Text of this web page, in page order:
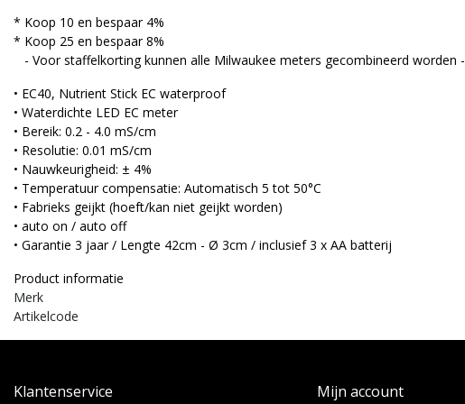
* Koop 10 en bespaar 4%
* Koop 25 en bespaar 8%
- Voor staffelkorting kunnen alle Milwaukee meters gecombineerd worden -
• EC40, Nutrient Stick EC waterproof
• Waterdichte LED EC meter
• Bereik: 0.2 - 4.0 mS/cm
• Resolutie: 0.01 mS/cm
• Nauwkeurigheid: ± 4%
• Temperatuur compensatie: Automatisch 5 tot 50°C
• Fabrieks geijkt (hoeft/kan niet geijkt worden)
• auto on / auto off
• Garantie 3 jaar / Lengte 42cm - Ø 3cm / inclusief 3 x AA batterij
Product informatie
Merk
Artikelcode
Klantenservice Mijn account